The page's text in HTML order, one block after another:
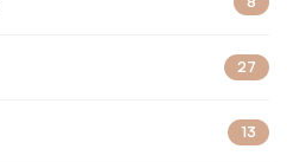
27
13